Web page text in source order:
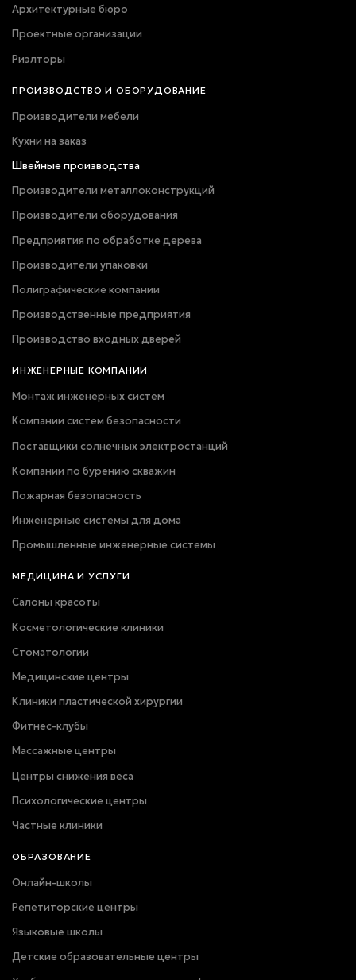
Архитектурные бюро
Проектные организации
Риэлторы
ПРОИЗВОДСТВО И ОБОРУДОВАНИЕ
Производители мебели
Кухни на заказ
Швейные производства
Производители металлоконструкций
Производители оборудования
Предприятия по обработке дерева
Производители упаковки
Полиграфические компании
Производственные предприятия
Производство входных дверей
ИНЖЕНЕРНЫЕ КОМПАНИИ
Монтаж инженерных систем
Компании систем безопасности
Поставщики солнечных электростанций
Компании по бурению скважин
Пожарная безопасность
Инженерные системы для дома
Промышленные инженерные системы
МЕДИЦИНА И УСЛУГИ
Салоны красоты
Косметологические клиники
Стоматологии
Медицинские центры
Клиники пластической хирургии
Фитнес-клубы
Массажные центры
Центры снижения веса
Психологические центры
Частные клиники
ОБРАЗОВАНИЕ
Онлайн-школы
Репетиторские центры
Языковые школы
Детские образовательные центры